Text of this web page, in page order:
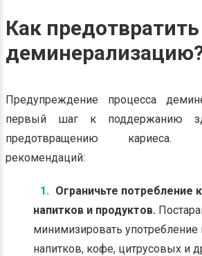
Как предотвратить
Предупреждение процесса
первый шаг к поддержанию
предотвращению кариеса.
рекомендаций:
Ограничьте потребление
напитков и продуктов.
минимизировать употребление
напитков, кофе, цитрусовых и